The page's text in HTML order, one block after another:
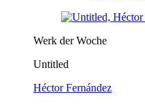
Werk der Woche
Untitled
Héctor Fernández